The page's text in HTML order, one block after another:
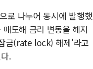
로 나누어 동시에 발행했
도해 금리 변동을 헤지
금(rate lock) 해제'라고
.